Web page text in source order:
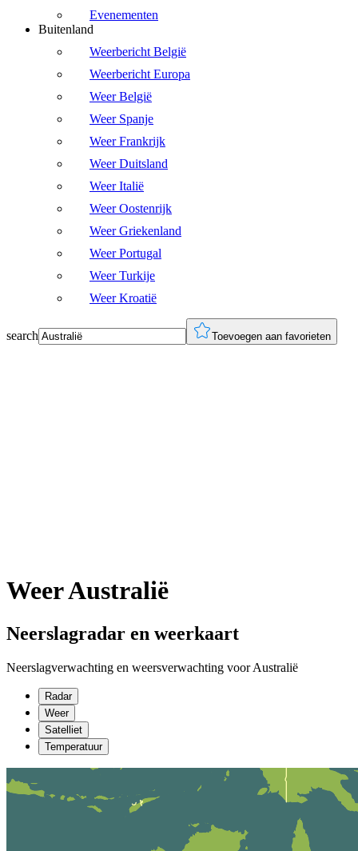
Evenementen
Buitenland
Weerbericht België
Weerbericht Europa
Weer België
Weer Spanje
Weer Frankrijk
Weer Duitsland
Weer Italië
Weer Oostenrijk
Weer Griekenland
Weer Portugal
Weer Turkije
Weer Kroatië
search Toevoegen aan favorieten
Weer Australië
Neerslagradar en weerkaart
Neerslagverwachting en weersverwachting voor Australië
Radar
Weer
Satelliet
Temperatuur